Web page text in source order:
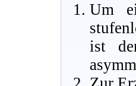
Um
ist